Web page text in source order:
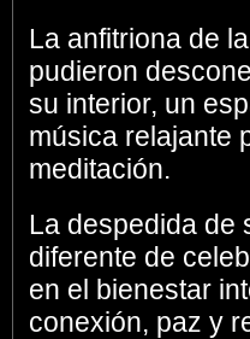
La anfitriona de
pudieron
su interior, un
música relajante
meditación.
La despedida de
diferente de
en el bienestar
conexión, paz y